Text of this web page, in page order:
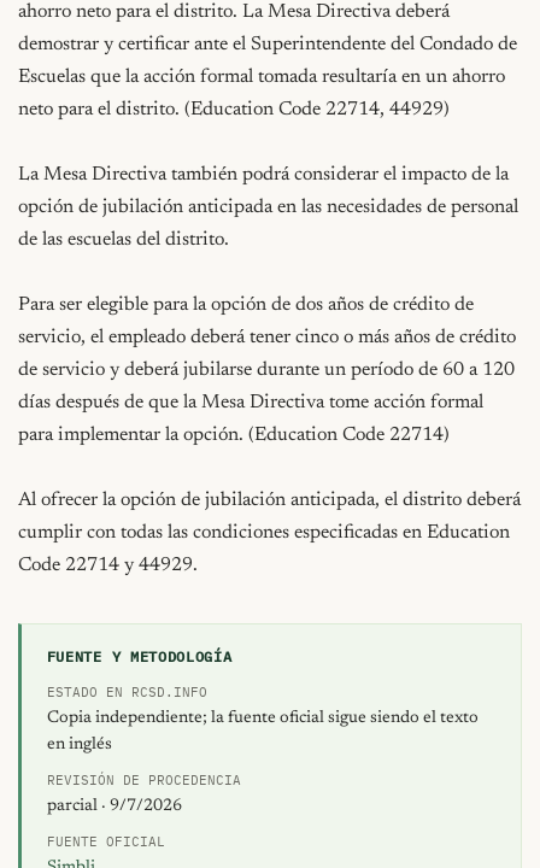
ahorro neto para el distrito. La Mesa Directiva deberá
demostrar y certificar ante el Superintendente del Condado de
Escuelas que la acción formal tomada resultaría en un ahorro
neto para el distrito. (Education Code 22714, 44929)
La Mesa Directiva también podrá considerar el impacto de la
opción de jubilación anticipada en las necesidades de personal
de las escuelas del distrito.
Para ser elegible para la opción de dos años de crédito de
servicio, el empleado deberá tener cinco o más años de crédito
de servicio y deberá jubilarse durante un período de 60 a 120
días después de que la Mesa Directiva tome acción formal
para implementar la opción. (Education Code 22714)
Al ofrecer la opción de jubilación anticipada, el distrito deberá
cumplir con todas las condiciones especificadas en Education
Code 22714 y 44929.
FUENTE Y METODOLOGÍA
ESTADO EN RCSD.INFO
Copia independiente; la fuente oficial sigue siendo el texto
en inglés
REVISIÓN DE PROCEDENCIA
parcial · 9/7/2026
FUENTE OFICIAL